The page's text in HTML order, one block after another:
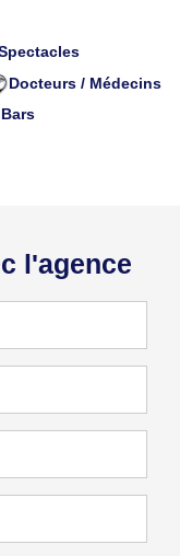
Docteurs / Médecins
Bars
l'agence